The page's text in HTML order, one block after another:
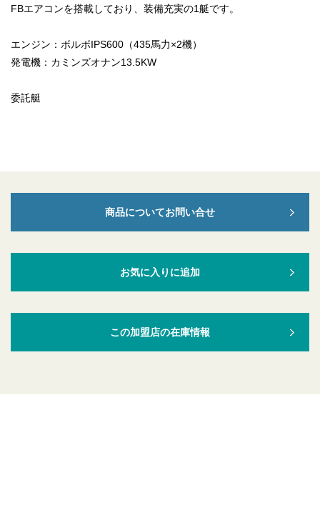
FBエアコンを搭載しており、装備充実の1艇です。
エンジン：ボルボIPS600（435馬力×2機）
発電機：カミンズオナン13.5KW
委託艇
商品についてお問い合せ
お気に入りに追加
この加盟店の在庫情報